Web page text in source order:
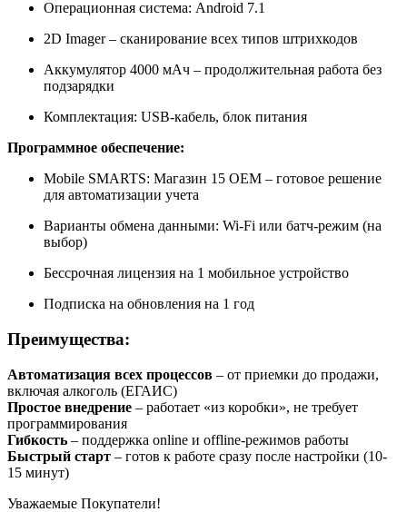
Операционная система: Android 7.1
2D Imager – сканирование всех типов штрихкодов
Аккумулятор 4000 мАч – продолжительная работа без
подзарядки
Комплектация: USB-кабель, блок питания
Программное обеспечение:
Mobile SMARTS: Магазин 15 OEM – готовое решение
для автоматизации учета
Варианты обмена данными: Wi-Fi или батч-режим (на
выбор)
Бессрочная лицензия на 1 мобильное устройство
Подписка на обновления на 1 год
Преимущества:
Автоматизация всех процессов – от приемки до продажи,
включая алкоголь (ЕГАИС)
Простое внедрение – работает «из коробки», не требует
программирования
Гибкость – поддержка online и offline-режимов работы
Быстрый старт – готов к работе сразу после настройки (10-
15 минут)
Уважаемые Покупатели!